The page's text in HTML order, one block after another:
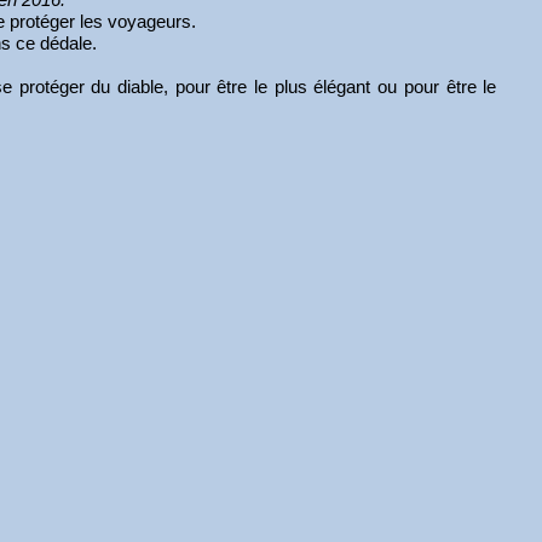
protéger les voyageurs.
ce dédale.
protéger du diable, pour être le plus élégant ou pour être le